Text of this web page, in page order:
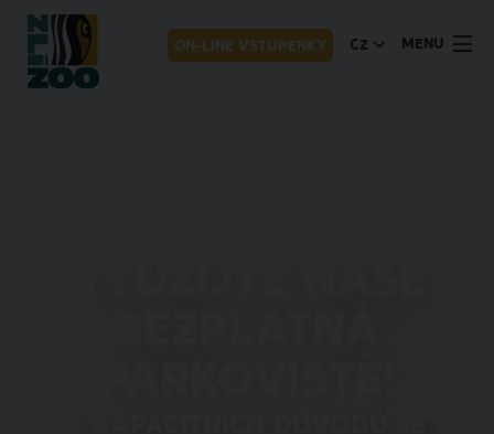
ON-LINE VSTUPENKY CZ MENU